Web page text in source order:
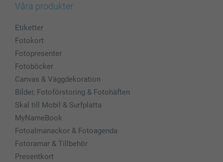
Våra produkter
Etiketter
Fotokort
Fotopresenter
Fotoböcker
Canvas & Väggdekoration
Bilder, Fotoförstoring & Fotohäften
Skal till Mobil & Surfplatta
MyNameBook
Fotoalmanackor & Fotoagenda
Fotoramar & Tillbehör
Presentkort